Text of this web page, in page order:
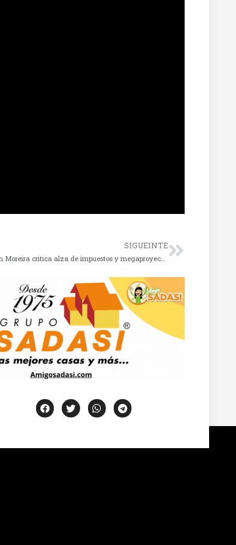
SIGUEINTE
Rubén Moreira critica alza de impuestos y megaproyectos